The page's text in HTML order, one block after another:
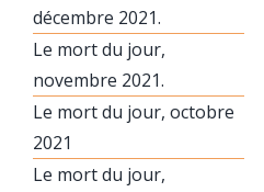
décembre 2021.
Le mort du jour,
novembre 2021.
Le mort du jour, octobre
2021
Le mort du jour,